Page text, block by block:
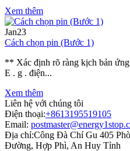
Xem thêm
Jan23
Cách chọn pin (Bước 1)
** Xác định rõ ràng kịch bản
E . g . điện...
Xem thêm
Liên hệ với chúng tôi
Điện thoại:+8613195519105
Email:
Địa chỉ:Công Đà Chí Gu 405
Đường, Hợp Phì, An Huy Tỉnh